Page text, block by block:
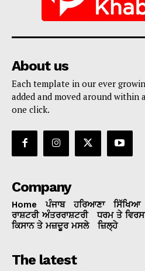
About us
Each template in our ever
added and moved around
one click.
Company
Home ਪੰਜਾਬ ਹਰਿਆਣਾ ਸਿੱਖਿਆ
ਰਾਸ਼ਟਰੀ ਅੰਤਰਰਾਸ਼ਟਰੀ
ਧਰਮ ਤੇ
ਕਿਸਾਨ ਤੇ ਮਜ਼ਦੂਰ ਮਸਲੇ
ਜ਼ਿਲ੍ਹੇ
The latest